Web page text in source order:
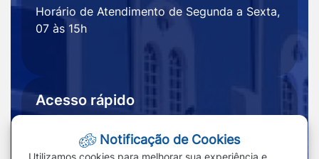
Horário de Atendimento de Segunda a Sexta,
07 às 15h
Acesso rápido
Redefinir cookies
Notificação de Cookies
Utilizamos cookies para melhorar sua experiência e